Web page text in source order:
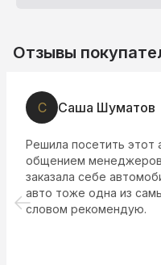
Отзывы
С Саша Шуматов
Решила посетить этот
общением менеджеров
заказала себе
авто тоже одна из
словом рекомендую.